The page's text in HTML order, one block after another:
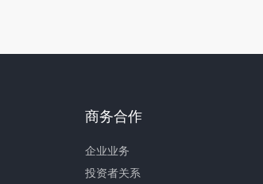
商务合作
企业业务
投资者关系